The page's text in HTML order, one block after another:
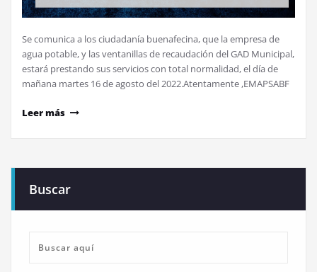
Se comunica a los ciudadanía buenafecina, que la empresa de
agua potable, y las ventanillas de recaudación del GAD Municipal,
estará prestando sus servicios con total normalidad, el día de
mañana martes 16 de agosto del 2022.Atentamente ,EMAPSABF
Leer más
Buscar